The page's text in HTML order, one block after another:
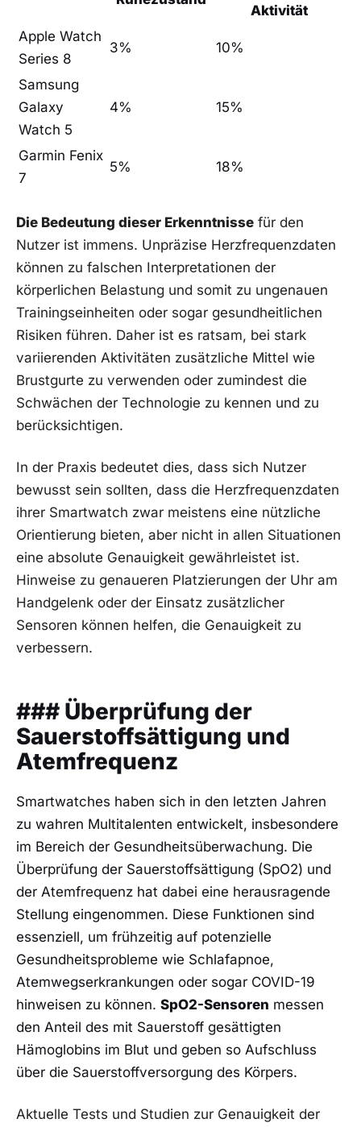
Aktivität
Apple Watch
Series 8
3% 10%
Samsung
Galaxy
Watch 5
4% 15%
Garmin Fenix
7
5% 18%
Die ⁢Bedeutung dieser Erkenntnisse für den
Nutzer ‌ist immens. Unpräzise Herzfrequenzdaten
können zu falschen Interpretationen der
körperlichen Belastung und somit zu ungenauen
⁣Trainingseinheiten oder ​sogar gesundheitlichen
Risiken führen. Daher ist es ratsam, bei​ stark
variierenden Aktivitäten zusätzliche Mittel ‍wie
Brustgurte zu ‌verwenden oder zumindest die
Schwächen der Technologie zu kennen und zu
berücksichtigen.
In der Praxis bedeutet dies, ‍dass sich Nutzer
bewusst ⁤sein sollten, dass die Herzfrequenzdaten
ihrer Smartwatch zwar meistens eine nützliche
Orientierung bieten, aber nicht in allen Situationen
eine absolute Genauigkeit gewährleistet ist.
Hinweise zu genaueren Platzierungen der ⁤Uhr am
Handgelenk oder der Einsatz zusätzlicher
⁤Sensoren können ‍helfen, die Genauigkeit zu
verbessern.
### Überprüfung der
Sauerstoffsättigung und
Atemfrequenz
Smartwatches haben sich in den letzten Jahren
zu wahren Multitalenten entwickelt, insbesondere
im⁣ Bereich der Gesundheitsüberwachung. Die
Überprüfung der Sauerstoffsättigung (SpO2) und
der Atemfrequenz hat dabei eine herausragende
Stellung eingenommen. Diese Funktionen sind
essenziell, um frühzeitig ‍auf potenzielle
Gesundheitsprobleme wie Schlafapnoe,
Atemwegserkrankungen oder sogar ⁤COVID-19
hinweisen zu können. SpO2-Sensoren messen
den Anteil des mit Sauerstoff ⁢gesättigten
Hämoglobins im Blut und geben so Aufschluss
über die Sauerstoffversorgung des Körpers.
Aktuelle Tests und Studien zur Genauigkeit der